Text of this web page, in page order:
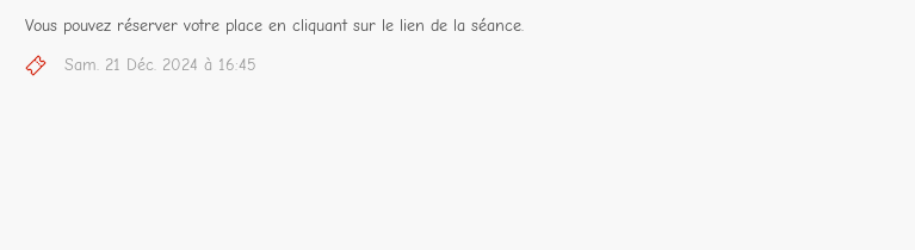
Vous pouvez réserver votre place en cliquant sur le lien de la séance.
Sam. 21 Déc. 2024 à 16:45